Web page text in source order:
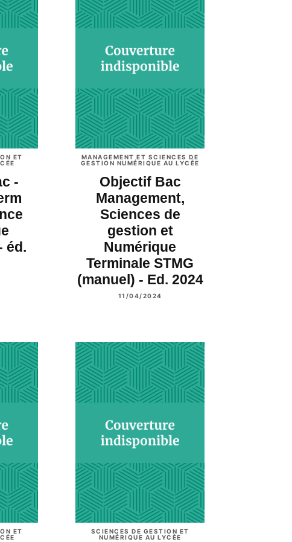
ET
-
éd.
MANAGEMENT ET SCIENCES DE
GESTION NUMÉRIQUE AU LYCÉE
Objectif Bac
Management,
Sciences de
gestion et
Numérique
Terminale STMG
(manuel) - Ed. 2024
11/04/2024
ET
SCIENCES DE GESTION ET
NUMÉRIQUE AU LYCÉE